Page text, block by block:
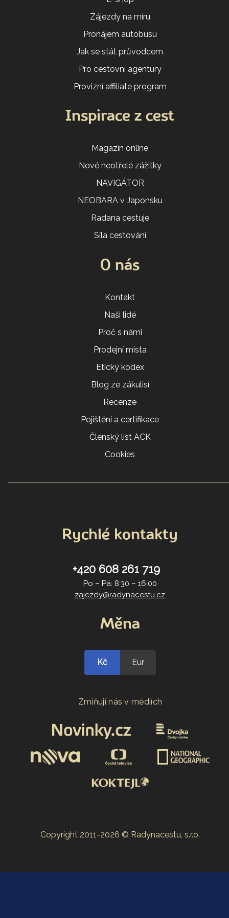
Zájezdy na míru
Pronájem autobusu
Jak se stát průvodcem
Pro cestovní agentury
Provizní affiliate program
Inspirace z cest
Magazín online
Nové neotřelé zážitky
NAVIGÁTOR
NEOBARA v Japonsku
Radana cestuje
Síla cestování
O nás
Kontakt
Naši lidé
Proč s námi
Prodejní místa
Etický kodex
Blog ze zákulisí
Recenze
Pojištění a certifikace
Členský list ACK
Cookies
Rychlé kontakty
+420 608 261 719
Po – Pá: 8:30 – 16:00
zajezdy@radynacestu.cz
Měna
Kč Eur
Zmiňují nás v médiích
Copyright 2011-2026 © Radynacestu, s.r.o.